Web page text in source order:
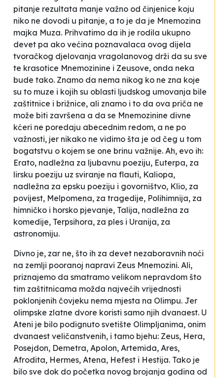
pitanje rezultata manje važno od činjenice koju
niko ne dovodi u pitanje, a to je da je Mnemozina
majka Muza. Prihvatimo da ih je rodila ukupno
devet pa ako većina poznavalaca ovog dijela
tvoračkog djelovanja vragolanovog drži da su sve
te krasotice Mnemozinine i Zeusove, onda neka
bude tako. Znamo da nema nikog ko ne zna koje
su to muze i kojih su oblasti ljudskog umovanja bile
zaštitnice i brižnice, ali znamo i to da ova priča ne
može biti završena a da se Mnemozinine divne
kćeri ne poredaju abecednim redom, a ne po
važnosti, jer nikako ne vidimo šta je od čeg u tom
bogatstvu o kojem se one brinu važnije. Ah, evo ih:
Erato, nadležna za ljubavnu poeziju, Euterpa, za
lirsku poeziju uz sviranje na flauti, Kaliopa,
nadležna za epsku poeziju i govorništvo, Klio, za
povijest, Melpomena, za tragedije, Polihimnija, za
himničko i horsko pjevanje, Talija, nadležna za
komedije, Terpsihora, za ples i Uranija, za
astronomiju.
Divno je, zar ne, što ih za devet nezaboravnih noći
na zemlji pooranoj napravi Zeus Mnemozini. Ali,
priznajemo da smatramo velikom nepravdom što
tim zaštitnicama možda najvećih vrijednosti
poklonjenih čovjeku nema mjesta na Olimpu. Jer
olimpske zlatne dvore koristi samo njih dvanaest. U
Ateni je bilo podignuto svetište Olimpljanima, onim
dvanaest veličanstvenih, i tamo bjehu: Zeus, Hera,
Posejdon, Demetra, Apolon, Artemida, Ares,
Afrodita, Hermes, Atena, Hefest i Hestija. Tako je
bilo sve dok do početka novog brojanja godina od